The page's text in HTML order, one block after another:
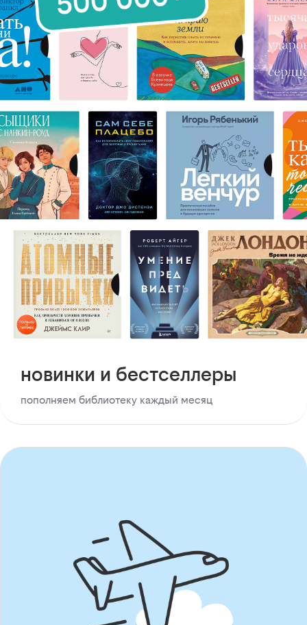
новинки и бестселлеры
пополняем библиотеку каждый месяц